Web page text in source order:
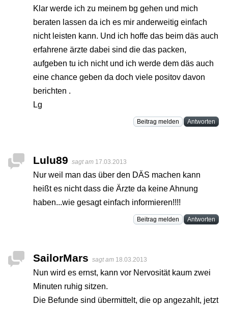
Klar werde ich zu meinem bg gehen und mich
beraten lassen da ich es mir anderweitig einfach
nicht leisten kann. Und ich hoffe das beim däs auch
erfahrene ärzte dabei sind die das packen,
aufgeben tu ich nicht und ich werde dem däs auch
eine chance geben da doch viele positov davon
berichten .
Lg
Beitrag melden Antworten
Lulu89 sagt am 17.03.2013
Nur weil man das über den DÄS machen kann
heißt es nicht dass die Ärzte da keine Ahnung
haben...wie gesagt einfach informieren!!!!
Beitrag melden Antworten
SailorMars sagt am 18.03.2013
Nun wird es ernst, kann vor Nervosität kaum zwei
Minuten ruhig sitzen.
Die Befunde sind übermittelt, die op angezahlt, jetzt